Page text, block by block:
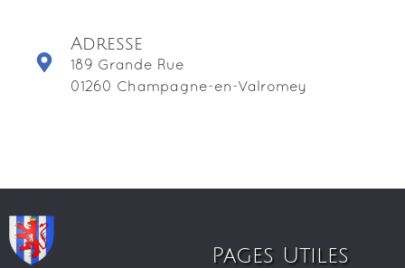
Adresse
189 Grande Rue
01260 Champagne-en-Valromey
Pages Utiles